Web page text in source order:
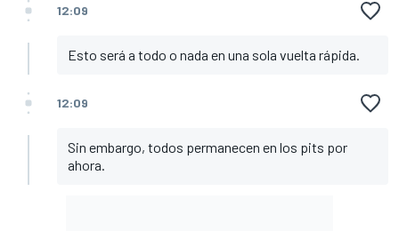
12:09
Esto será a todo o nada en una sola vuelta rápida.
12:09
Sin embargo, todos permanecen en los pits por
ahora.